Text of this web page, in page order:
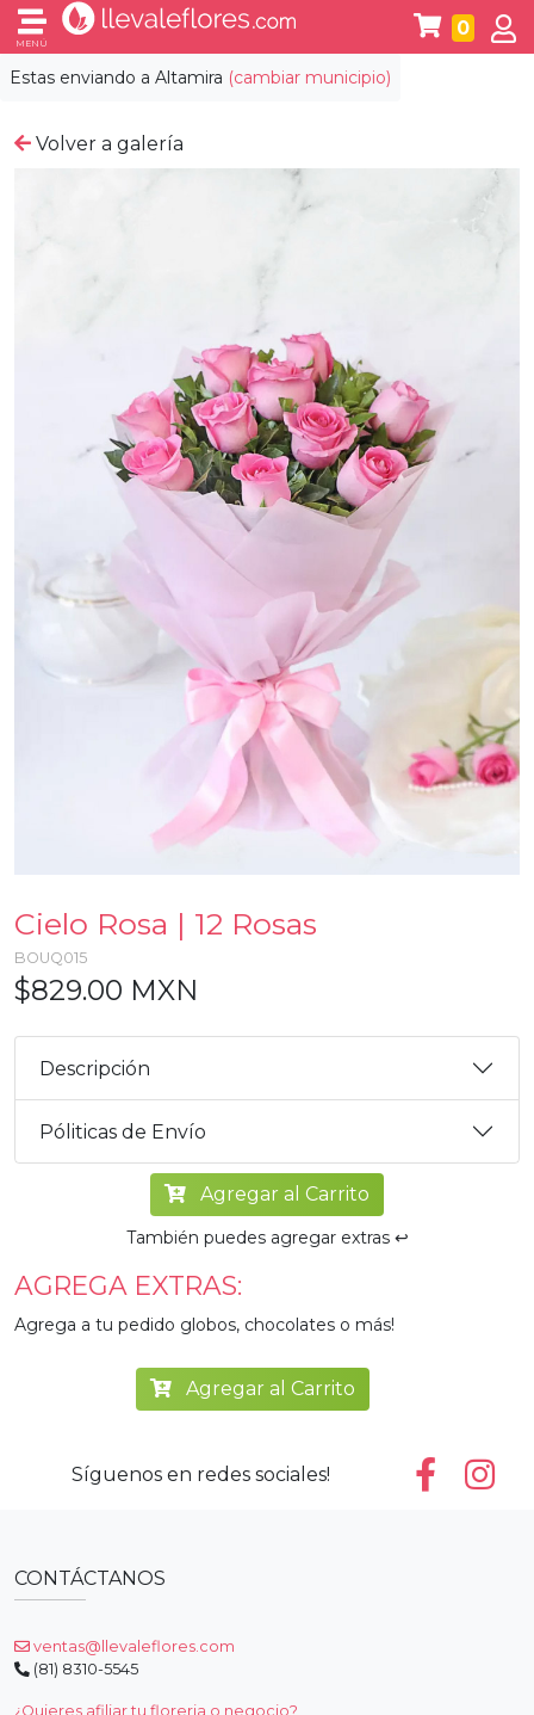
Estas enviando a Altamira (cambiar municipio)
MENÚ
0
Volver a galería
Cielo Rosa | 12 Rosas
BOUQ015
$829.00 MXN
Descripción
Póliticas de Envío
Agregar al Carrito
También puedes agregar extras ↩️
AGREGA EXTRAS:
Agrega a tu pedido globos, chocolates o más!
Agregar al Carrito
Síguenos en redes sociales!
CONTÁCTANOS
ventas@llevaleflores.com
(81) 8310-5545
¿Quieres afiliar tu floreria o negocio?